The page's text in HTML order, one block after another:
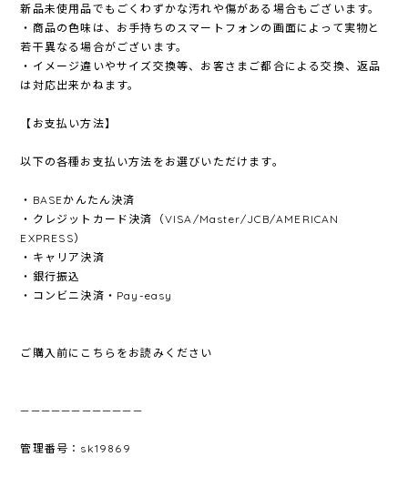
新品未使用品でもごくわずかな汚れや傷がある場合もございます。
・商品の色味は、お手持ちのスマートフォンの画面によって実物と
若干異なる場合がございます。
・イメージ違いやサイズ交換等、お客さまご都合による交換、返品
は対応出来かねます。
【お支払い方法】
以下の各種お支払い方法をお選びいただけます。
・BASEかんたん決済
・クレジットカード決済（VISA/Master/JCB/AMERICAN
EXPRESS）
・キャリア決済
・銀行振込
・コンビニ決済・Pay-easy
ご購入前にこちらをお読みください
————————————
管理番号：sk19869